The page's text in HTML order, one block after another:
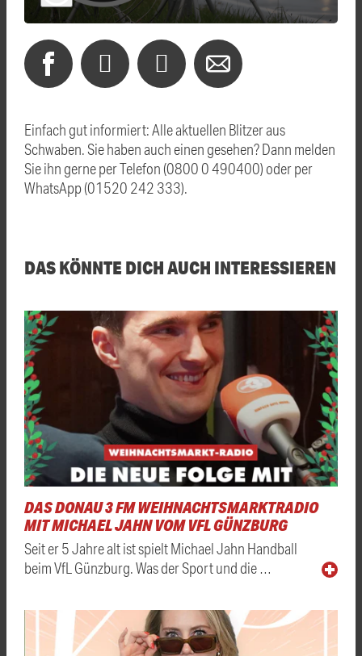
Einfach gut informiert: Alle aktuellen Blitzer aus
Schwaben. Sie haben auch einen gesehen? Dann melden
Sie ihn gerne per Telefon (0800 0 490400) oder per
WhatsApp (01520 242 333).
DAS KÖNNTE DICH AUCH INTERESSIEREN
DAS DONAU 3 FM WEIHNACHTSMARKTRADIO
MIT MICHAEL JAHN VOM VFL GÜNZBURG
Seit er 5 Jahre alt ist spielt Michael Jahn Handball
beim VfL Günzburg. Was der Sport und die …